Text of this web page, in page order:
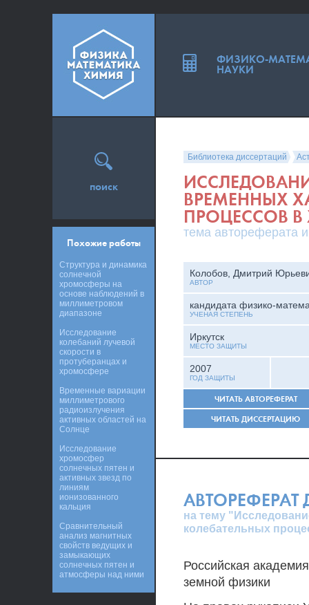
Библиотека диссертаций
ВРЕМЕННЫХ
ПРОЦЕССОВ
тема автореферата
Колобов, Дмитрий
АВТОР
кандидата физико-
УЧЕНАЯ СТЕПЕНЬ
Иркутск
МЕСТО ЗАЩИТЫ
2007
ГОД ЗАЩИТЫ
ЧИТАТЬ АВТОРЕФЕРАТ
ЧИТАТЬ ДИССЕРТАЦИЮ
АВТОРЕФЕРАТ
на тему
колебательных
Российская
земной физики
поиск
Похожие работы
Структура и динамика
солнечной
хромосферы на
основе наблюдений в
миллиметровом
диапазоне
Исследование
колебаний лучевой
скорости в
протуберанцах и
хромосфере
Временные вариации
миллиметрового
радиоизлучения
активных областей на
Солнце
Исследование
хромосфер
солнечных пятен и
активных звезд по
линиям
ионизованного
кальция
Сравнительный
анализ магнитных
свойств ведущих и
замыкающих
солнечных пятен и
атмосферы над ними
ФИЗИКО-
НАУКИ